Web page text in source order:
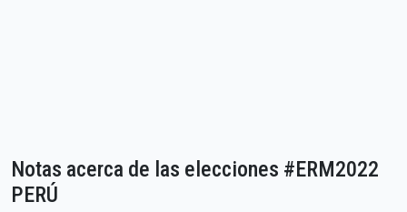
Notas acerca de las elecciones #ERM2022
PERÚ